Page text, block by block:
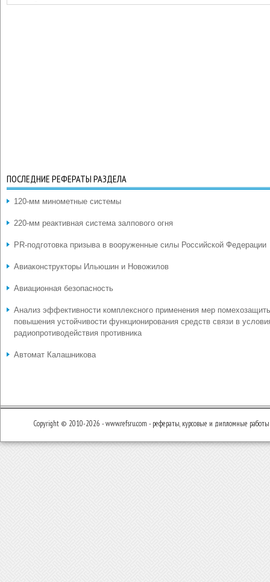
ПОСЛЕДНИЕ РЕФЕРАТЫ РАЗДЕЛА
120-мм минометные системы
220-мм реактивная система залпового огня
PR-подготовка призыва в вооруженные силы Российской Федерации
Авиаконструкторы Ильюшин и Новожилов
Авиационная безопасность
Анализ эффективности комплексного применения мер
повышения устойчивости функционирования средств связи в
радиопротиводействия противника
Автомат Калашникова
Copyright © 2010-2026 - www.refsru.com - рефераты, курсовые и дипломные работы